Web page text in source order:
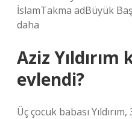
İslamTakma adBüyük
daha
Aziz Yıldırım
evlendi?
Üç çocuk babası